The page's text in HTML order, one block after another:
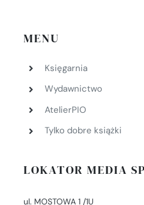
MENU
Księgarnia
Wydawnictwo
AtelierPIO
Tylko dobre książki
LOKATOR MEDIA
ul. MOSTOWA 1 /1U